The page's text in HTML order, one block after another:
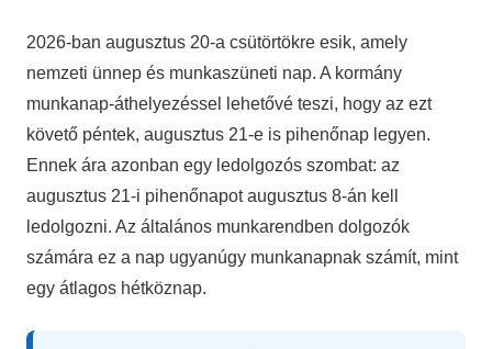
2026-ban augusztus 20-a csütörtökre esik, amely
nemzeti ünnep és munkaszüneti nap. A kormány
munkanap-áthelyezéssel lehetővé teszi, hogy az ezt
követő péntek, augusztus 21-e is pihenőnap legyen.
Ennek ára azonban egy ledolgozós szombat: az
augusztus 21-i pihenőnapot augusztus 8-án kell
ledolgozni. Az általános munkarendben dolgozók
számára ez a nap ugyanúgy munkanapnak számít, mint
egy átlagos hétköznap.